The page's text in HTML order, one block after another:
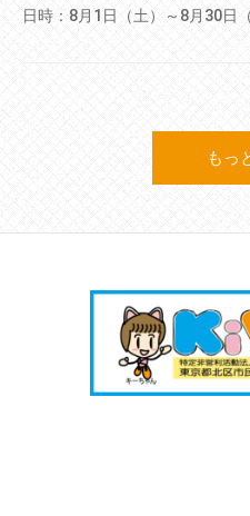
日時：8月1日（土）～8月30
もっ